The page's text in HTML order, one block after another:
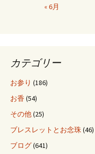
« 6月
カテゴリー
お参り (186)
お香(54)
その他(25)
ブレスレットとお念珠(46)
ブログ(641)